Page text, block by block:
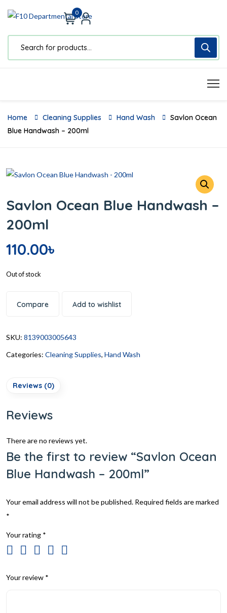
0
Home Cleaning Supplies Hand Wash
Savlon Ocean
Blue Handwash – 200ml
Savlon Ocean Blue Handwash –
200ml
110.00৳
Out of stock
Compare Add to wishlist
SKU: 8139003005643
Categories: Cleaning Supplies, Hand Wash
Reviews (0)
Reviews
There are no reviews yet.
Be the first to review “Savlon Ocean
Blue Handwash – 200ml”
Your email address will not be published. Required fields are marked
*
Your rating *
Your review *